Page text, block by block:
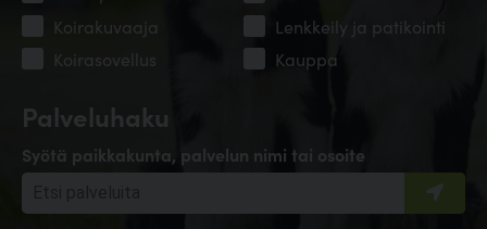
Palveluhaku
Syötä paikkakunta, palvelun nimi tai osoite
Koirakuvaaja
Lenkkeily ja patikointi
Koirasovellus
Kauppa